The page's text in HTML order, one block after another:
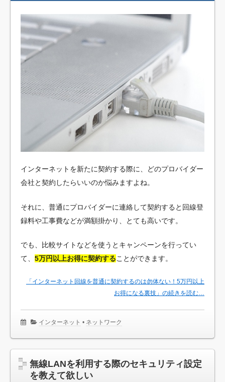
インターネットを新たに契約する際に、どのプロバイダー
会社と契約したらいいのか悩みますよね。
それに、普通にプロバイダーに連絡して契約すると回線登
録料や工事費などが満額掛かり、とても高いです。
でも、比較サイトなどを使うとキャンペーンを行ってい
て、 5万円以上お得に契約することができます。
「インターネット回線を普通に契約するのは勿体ない！5万円以上
お得になる裏技」の続きを読む…
インターネット • ネットワーク
無線LANを利用する際のセキュリティ設定
を教えて欲しい